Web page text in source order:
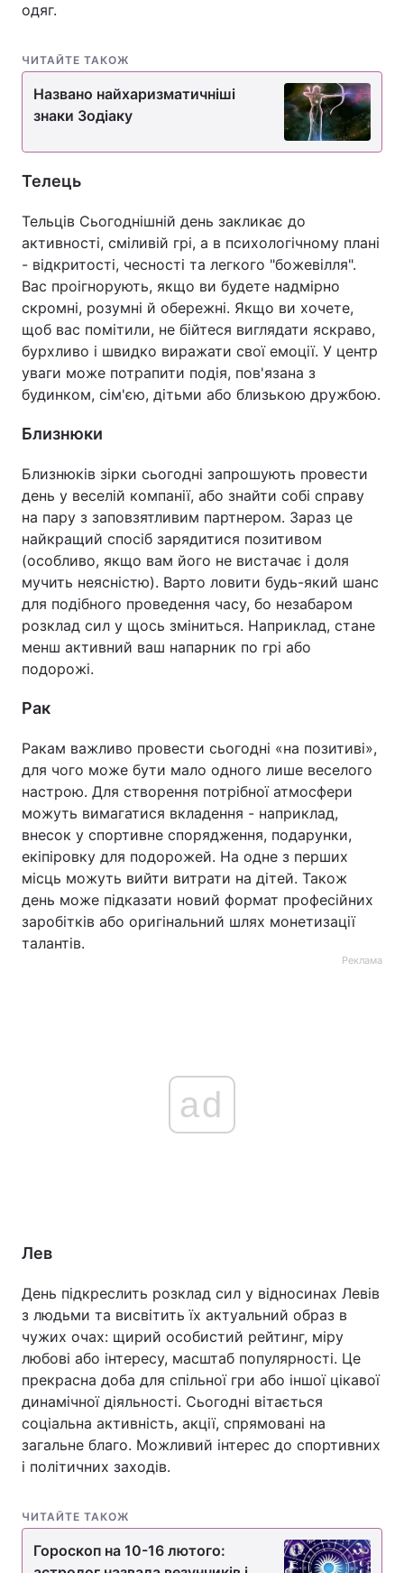
одяг.
ЧИТАЙТЕ ТАКОЖ
Названо найхаризматичніші
знаки Зодіаку
Телець
Тельців Сьогоднішній день закликає до
активності, сміливій грі, а в психологічному плані
- відкритості, чесності та легкого "божевілля".
Вас проігнорують, якщо ви будете надмірно
скромні, розумні й обережні. Якщо ви хочете,
щоб вас помітили, не бійтеся виглядати яскраво,
бурхливо і швидко виражати свої емоції. У центр
уваги може потрапити подія, пов'язана з
будинком, сім'єю, дітьми або близькою дружбою.
Близнюки
Близнюків зірки сьогодні запрошують провести
день у веселій компанії, або знайти собі справу
на пару з заповзятливим партнером. Зараз це
найкращий спосіб зарядитися позитивом
(особливо, якщо вам його не вистачає і доля
мучить неясністю). Варто ловити будь-який шанс
для подібного проведення часу, бо незабаром
розклад сил у щось зміниться. Наприклад, стане
менш активний ваш напарник по грі або
подорожі.
Рак
Ракам важливо провести сьогодні «на позитиві»,
для чого може бути мало одного лише веселого
настрою. Для створення потрібної атмосфери
можуть вимагатися вкладення - наприклад,
внесок у спортивне спорядження, подарунки,
екіпіровку для подорожей. На одне з перших
місць можуть вийти витрати на дітей. Також
день може підказати новий формат професійних
заробітків або оригінальний шлях монетизації
талантів.
Реклама
ad
Лев
День підкреслить розклад сил у відносинах Левів
з людьми та висвітить їх актуальний образ в
чужих очах: щирий особистий рейтинг, міру
любові або інтересу, масштаб популярності. Це
прекрасна доба для спільної гри або іншої цікавої
динамічної діяльності. Сьогодні вітається
соціальна активність, акції, спрямовані на
загальне благо. Можливий інтерес до спортивних
і політичних заходів.
ЧИТАЙТЕ ТАКОЖ
Гороскоп на 10-16 лютого: